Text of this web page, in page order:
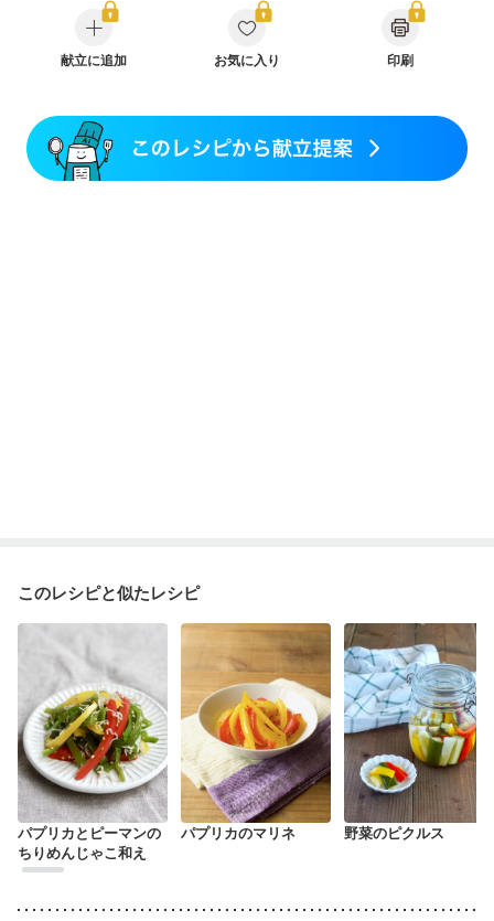
CKD（ステージ３a）
CKD（ステージ３b）
乳がん（抗がん剤治療中）
乳がん（ホルモン療法中）
乳がん（放射線治療中）
胃がん治療を終えた方・経過観察中の方
大腸がん治療を終えた方・経過観察中の方
大腸がん（抗がん剤治療中）
献立に追加 お気に入り 印刷
このレシピと似たレシピ
パプリカとピーマンの
ちりめんじゃこ和え
パプリカのマリネ 野菜のピクルス